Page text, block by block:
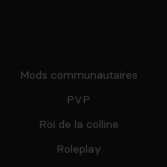
Mods communautaires
PVP
Roi de la colline
Roleplay